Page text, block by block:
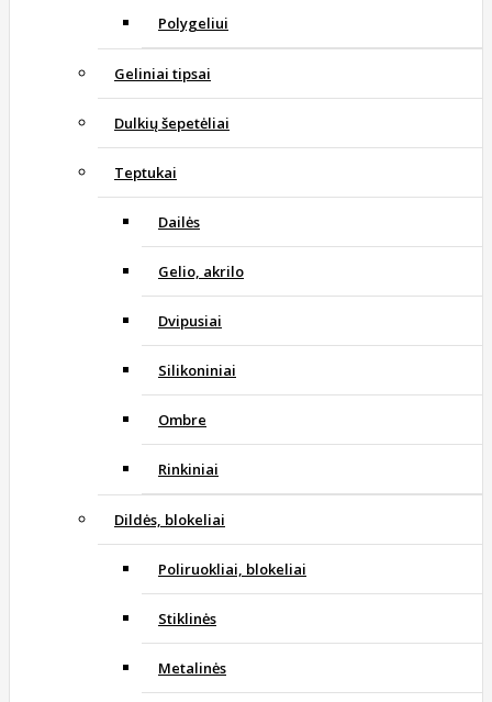
Polygeliui
Geliniai tipsai
Dulkių šepetėliai
Teptukai
Dailės
Gelio, akrilo
Dvipusiai
Silikoniniai
Ombre
Rinkiniai
Dildės, blokeliai
Poliruokliai, blokeliai
Stiklinės
Metalinės